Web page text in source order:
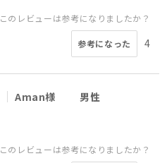
このレビューは参考になりましたか？
参考になった 4
Aman様
男性
このレビューは参考になりましたか？